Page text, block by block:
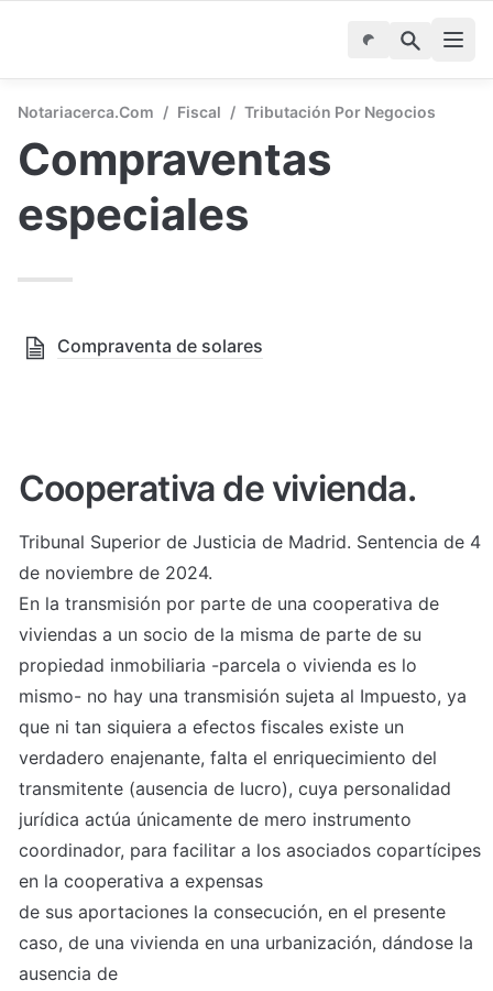
Notariacerca.com / Fiscal / Tributación Por Negocios
Compraventas
especiales
Compraventa de solares
Cooperativa de vivienda.
Tribunal Superior de Justicia de Madrid. Sentencia de 4
de noviembre de 2024.
En la transmisión por parte de una cooperativa de
viviendas a un socio de la misma de parte de su
propiedad inmobiliaria -parcela o vivienda es lo
mismo- no hay una transmisión sujeta al Impuesto, ya
que ni tan siquiera a efectos fiscales existe un
verdadero enajenante, falta el enriquecimiento del
transmitente (ausencia de lucro), cuya personalidad
jurídica actúa únicamente de mero instrumento
coordinador, para facilitar a los asociados copartícipes
en la cooperativa a expensas
de sus aportaciones la consecución, en el presente
caso, de una vivienda en una urbanización, dándose la
ausencia de